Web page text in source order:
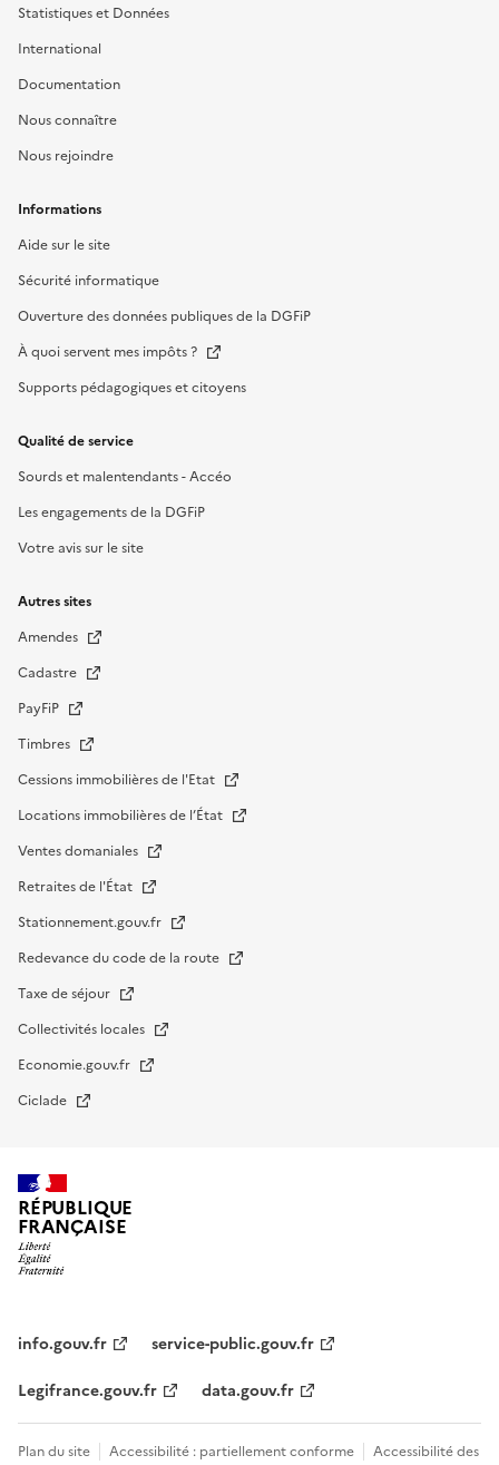
Statistiques et Données
International
Documentation
Nous connaître
Nous rejoindre
Informations
Aide sur le site
Sécurité informatique
Ouverture des données publiques de la DGFiP
À quoi servent mes impôts ?
Supports pédagogiques et citoyens
Qualité de service
Sourds et malentendants - Accéo
Les engagements de la DGFiP
Votre avis sur le site
Autres sites
Amendes
Cadastre
PayFiP
Timbres
Cessions immobilières de l'Etat
Locations immobilières de l’État
Ventes domaniales
Retraites de l'État
Stationnement.gouv.fr
Redevance du code de la route
Taxe de séjour
Collectivités locales
Economie.gouv.fr
Ciclade
RÉPUBLIQUE
FRANÇAISE
institutionnel
info.gouv.fr
service-public.gouv.fr
Legifrance.gouv.fr
data.gouv.fr
Menu
Plan du site Accessibilité : partiellement conforme Accessibilité des